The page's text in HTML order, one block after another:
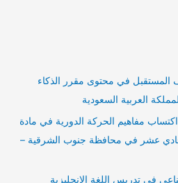
في محتوى مقرر الذكاء
العربية السعودية
مفاهيم الحركة الدورية في مادة
عشر في محافظة جنوب الشرقية –
في تدريس اللغة الانجليزية